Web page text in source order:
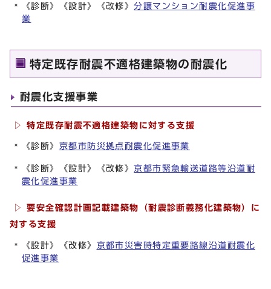
《診断》《設計》《改修》分譲マンション耐震化促進事
業
特定既存耐震不適格建築物の耐震化
耐震化支援事業
▷ 特定既存耐震不適格建築物に対する支援
《診断》 京都市防災拠点耐震化促進事業
《診断》《設計》《改修》京都市緊急輸送道路等沿道耐
震化促進事業
▷ 要安全確認計画記載建築物（耐震診断義務化建築物）に
対する支援
《設計》《改修》 京都市災害時特定重要路線沿道耐震化
促進事業